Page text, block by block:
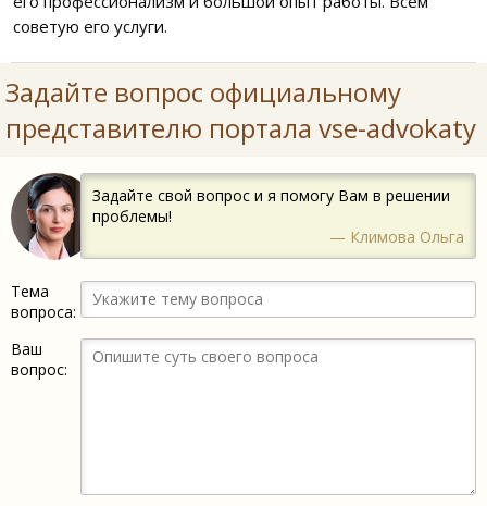
советую его услуги.
Задайте вопрос официальному
представителю портала vse-advokaty
Задайте свой вопрос и я помогу Вам в решении
проблемы!
— Климова Ольга
Тема
вопроса:
Ваш
вопрос: